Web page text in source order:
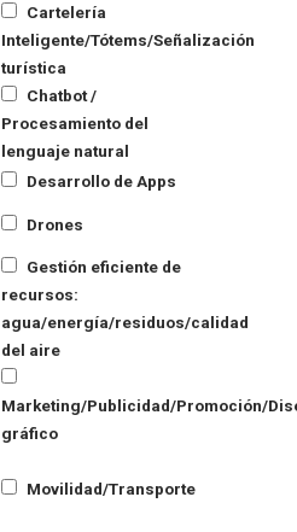
Cartelería
Inteligente/Tótems/Señalización
turística
Chatbot /
Procesamiento del
lenguaje natural
Desarrollo de Apps
Drones
Gestión eficiente de
recursos:
agua/energía/residuos/calidad
del aire
Marketing/Publicidad/Promoción/
gráfico
Movilidad/Transporte